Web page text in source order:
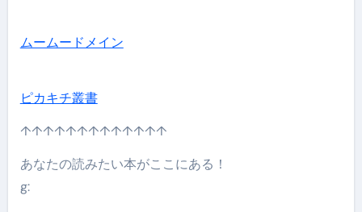
ムームードメイン
ピカキチ叢書
↑↑↑↑↑↑↑↑↑↑↑↑↑
あなたの読みたい本がここにある！
g: